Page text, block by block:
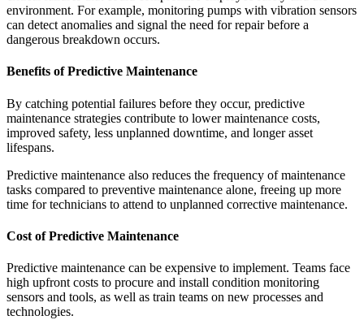
environment. For example, monitoring pumps with vibration sensors
can detect anomalies and signal the need for repair before a
dangerous breakdown occurs.
Benefits of Predictive Maintenance
By catching potential failures before they occur, predictive
maintenance strategies contribute to lower maintenance costs,
improved safety, less unplanned downtime, and longer asset
lifespans.
Predictive maintenance also reduces the frequency of maintenance
tasks compared to preventive maintenance alone, freeing up more
time for technicians to attend to unplanned corrective maintenance.
Cost of Predictive Maintenance
Predictive maintenance can be expensive to implement. Teams face
high upfront costs to procure and install condition monitoring
sensors and tools, as well as train teams on new processes and
technologies.